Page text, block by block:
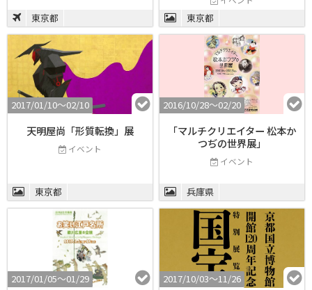
東京都 東京都
2017/01/10〜02/10
天明屋尚「形質転換」展
イベント
東京都
2016/10/28〜02/20
「マルチクリエイター 松本か
つぢの世界展」
イベント
兵庫県
2017/01/05〜01/29 2017/10/03〜11/26